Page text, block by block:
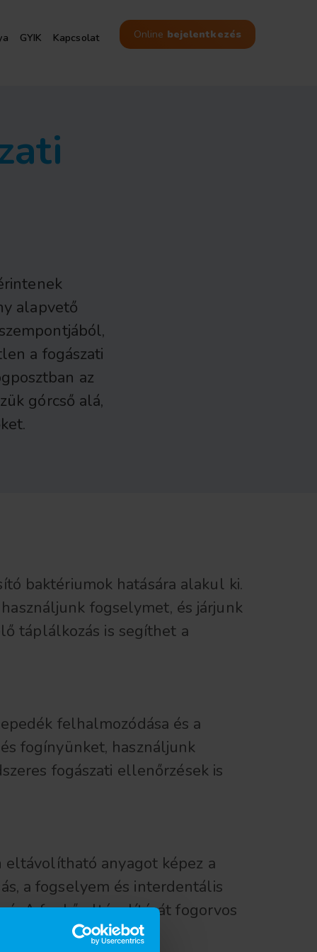
GYIK Kapcsolat Online bejelentkezés
alapvető
a fogászati
az
górcső alá,
baktériumok hatására alakul ki.
fogselymet, és járjunk
táplálkozás is segíthet a
felhalmozódása és a
fogínyünket, használjunk
fogászati ellenőrzések is
eltávolítható anyagot képez a
a fogselyem és interdentális
A fogkő eltávolítását fogorvos